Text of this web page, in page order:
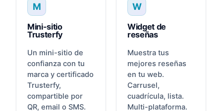
M
Mini-sitio
Trusterfy
Un mini-sitio de
confianza con tu
marca y certificado
Trusterfy,
compartible por
QR, email o SMS.
W
Widget de
reseñas
Muestra tus
mejores reseñas
en tu web.
Carrusel,
cuadrícula, lista.
Multi-plataforma.